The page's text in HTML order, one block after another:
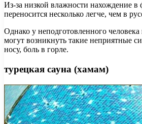
Из-за низкой влажности нахождение в
переносится несколько легче, чем в
Однако у неподготовленного
могут возникнуть такие неприятные
носу, боль в горле.
турецкая сауна (хамам)